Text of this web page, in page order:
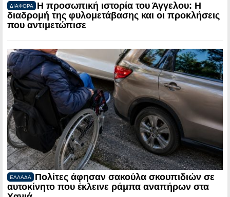
ΔΙΑΦΟΡΑ
Η προσωπική ιστορία του Άγγελου: Η
διαδρομή της φυλομετάβασης και οι προκλήσεις
που αντιμετώπισε
ΕΛΛΑΔΑ
Πολίτες άφησαν σακούλα σκουπιδιών σε
αυτοκίνητο που έκλεινε ράμπα αναπήρων στα